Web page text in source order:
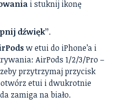
i stuknij ikonę
dźwięk”.
w etui do iPhone’a i
AirPods 1/2/3/Pro –
przytrzymaj przycisk
etui i dwukrotnie
zamiga na biało.